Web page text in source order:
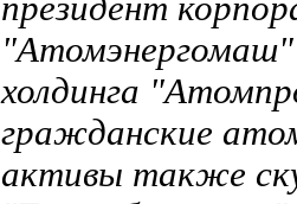
президент
"Атомэнергомаш"
холдинга
гражданские
активы также